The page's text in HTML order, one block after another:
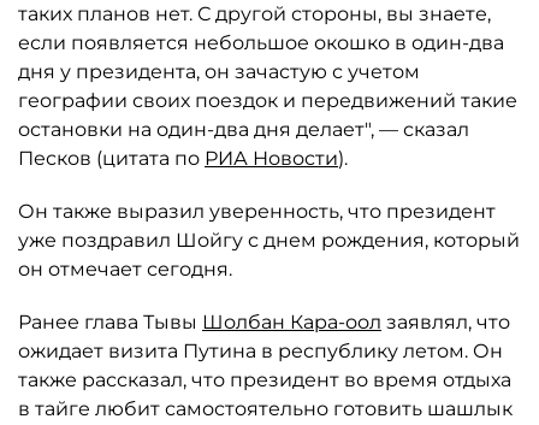
таких планов нет. С другой стороны, вы знаете,
если появляется небольшое окошко в один-два
дня у президента, он зачастую с учетом
географии своих поездок и передвижений такие
остановки на один-два дня делает", — сказал
Песков (цитата по РИА Новости).
Он также выразил уверенность, что президент
уже поздравил Шойгу с днем рождения, который
он отмечает сегодня.
Ранее глава Тывы Шолбан Кара-оол заявлял, что
ожидает визита Путина в республику летом. Он
также рассказал, что президент во время отдыха
в тайге любит самостоятельно готовить шашлык